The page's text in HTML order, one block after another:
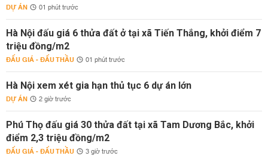
DỰ ÁN 01 phút trước
Hà Nội đấu giá 6 thửa đất ở tại xã Tiến Thắng, khởi điểm 7
triệu đồng/m2
ĐẤU GIÁ - ĐẤU THẦU 01 phút trước
Hà Nội xem xét gia hạn thủ tục 6 dự án lớn
DỰ ÁN 2 giờ trước
Phú Thọ đấu giá 30 thửa đất tại xã Tam Dương Bắc, khởi
điểm 2,3 triệu đồng/m2
ĐẤU GIÁ - ĐẤU THẦU 3 giờ trước